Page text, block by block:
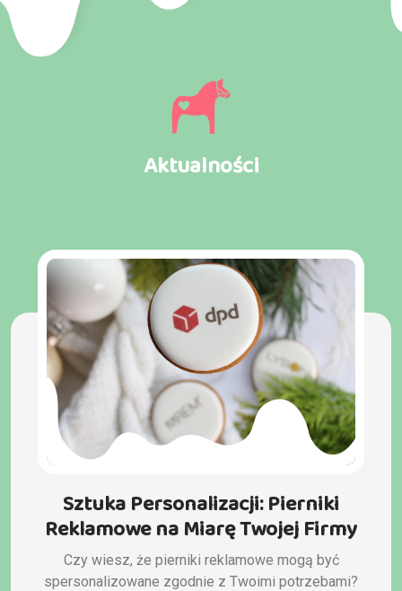
Aktualności
Sztuka Personalizacji: Pierniki
Reklamowe na Miarę Twojej Firmy
Czy wiesz, że pierniki reklamowe mogą być
spersonalizowane zgodnie z Twoimi potrzebami?